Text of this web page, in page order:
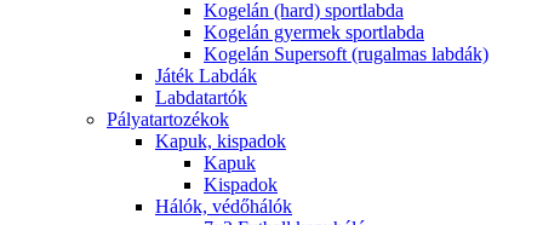
Kogelán (hard) sportlabda
Kogelán gyermek sportlabda
Kogelán Supersoft (rugalmas labdák)
Játék Labdák
Labdatartók
Pályatartozékok
Kapuk, kispadok
Kapuk
Kispadok
Hálók, védőhálók